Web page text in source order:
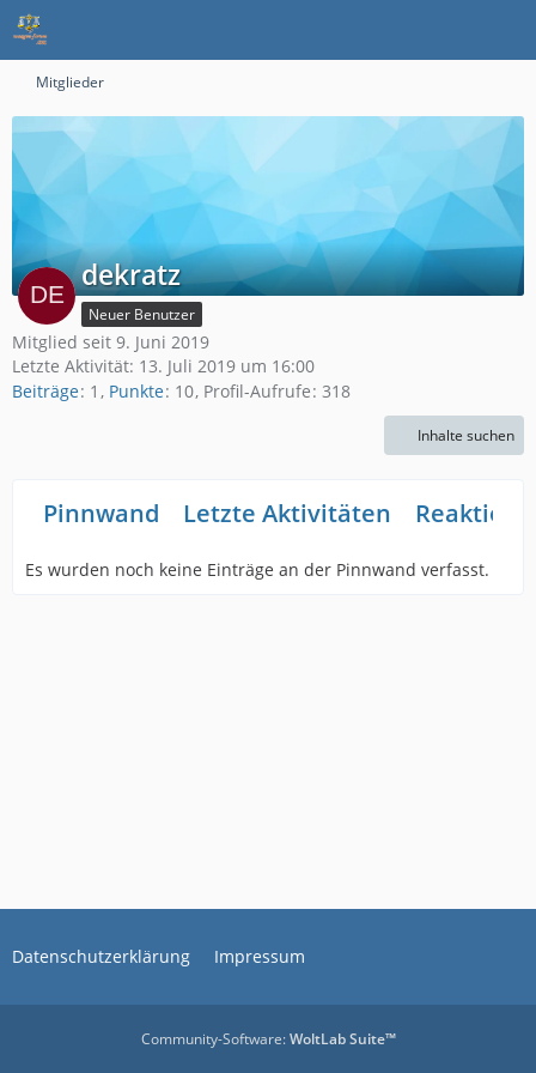
Mitglieder
dekratz
Neuer Benutzer
Mitglied seit 9. Juni 2019
Letzte Aktivität: 13. Juli 2019 um 16:00
Beiträge 1 Punkte 10 Profil-Aufrufe 318
Inhalte suchen
Pinnwand Letzte Aktivitäten
Es wurden noch keine Einträge an der Pinnwand verfasst.
Datenschutzerklärung Impressum
Community-Software:WoltLab Suite™